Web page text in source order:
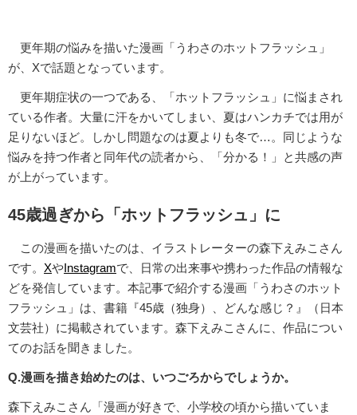
更年期の悩みを描いた漫画「うわさのホットフラッシュ」
が、Xで話題となっています。
更年期症状の一つである、「ホットフラッシュ」に悩まされ
ている作者。大量に汗をかいてしまい、夏はハンカチでは用が
足りないほど。しかし問題なのは夏よりも冬で…。同じような
悩みを持つ作者と同年代の読者から、「分かる！」と共感の声
が上がっています。
45歳過ぎから「ホットフラッシュ」に
この漫画を描いたのは、イラストレーターの森下えみこさん
です。 XやInstagramで、日常の出来事や携わった作品の情報な
どを発信しています。本記事で紹介する漫画「うわさのホット
フラッシュ」は、書籍『45歳（独身）、どんな感じ？』（日本
文芸社）に掲載されています。森下えみこさんに、作品につい
てのお話を聞きました。
Q.漫画を描き始めたのは、いつごろからでしょうか。
森下えみこさん「漫画が好きで、小学校の頃から描いていま